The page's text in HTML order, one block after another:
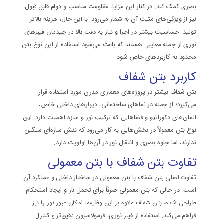
بصری کمک کند. در کنار این مزایا، مقاومت مناسب و دوام قابل قبول
نیز از ویژگی‌های مثبت آن به شمار می‌رود. با این حال، هزینه بالاتر
تولید، حساسیت بیشتر در اجرا و نیاز به دقت بالا در چیدمان فیبرهای
نوری از جمله معایبی هستند که باعث می‌شود استفاده از این نوع بتن
محدود به کاربردهای خاص شود.
کاربرد بتن شفاف
بتن شفاف بیشتر در پروژه‌های معماری مدرن مورد استفاده قرار
می‌گیرد؛ از جمله در نماهای ساختمانی، دیوارهای داخلی خاص،
المان‌های دکوراتیو و فضاهایی که ترکیب نور و سازه اهمیت دارد. این
نوع بتن معمولاً در بخش‌هایی به کار می‌رود که نقش سازه‌ای سنگین
ندارند، اما جلوه بصری و انتقال نور در آن‌ها اولویت دارد.
تفاوت بتن شفاف با بتن معمولی
تفاوت اصلی بتن شفاف با بتن معمولی در ساختار داخلی و عملکرد آن
است. در حالی که بتن معمولی صرفاً برای تحمل بار و ایجاد استحکام
طراحی شده، بتن شفاف علاوه بر این وظیفه، امکان عبور نور را نیز
فراهم می‌کند. استفاده از فیبر نوری، فرمولاسیون دقیق‌تر و کنترل